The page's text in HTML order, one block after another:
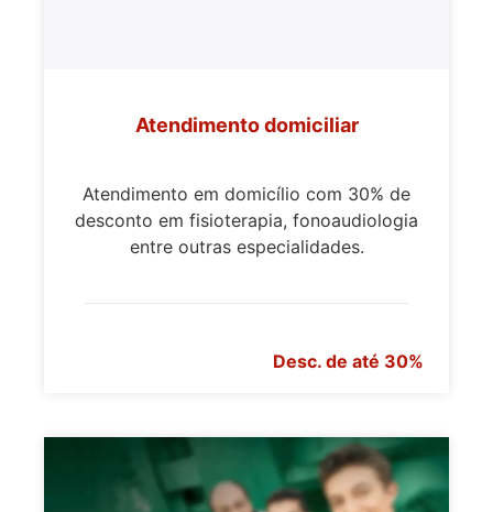
Atendimento domiciliar
Atendimento em domicílio com 30% de
desconto em fisioterapia, fonoaudiologia
entre outras especialidades.
Desc. de até 30%